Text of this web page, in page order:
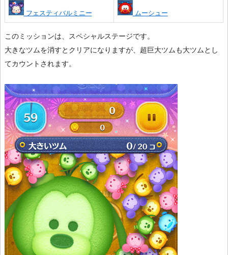
フェスティバルミニー ムーシュー
このミッションは、スペシャルステージです。
大きなツムを消すとクリアになりますが、超巨大ツムも大ツムとし
てカウントされます。